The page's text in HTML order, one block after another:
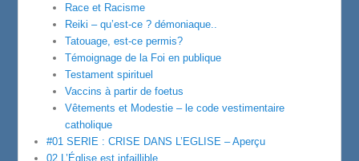
Race et Racisme
Reiki – qu’est-ce ? démoniaque..
Tatouage, est-ce permis?
Témoignage de la Foi en publique
Testament spirituel
Vaccins à partir de foetus
Vêtements et Modestie – le code vestimentaire
catholique
#01 SERIE : CRISE DANS L’EGLISE – Aperçu
02 L’Église est infaillible